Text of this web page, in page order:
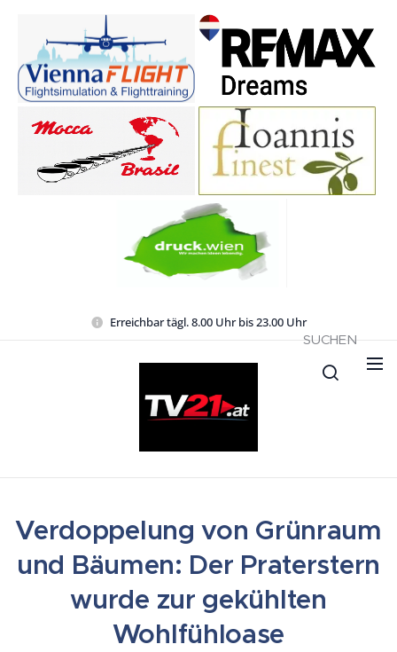
Erreichbar tägl. 8.00 Uhr bis 23.00 Uhr
SUCHEN
Verdoppelung von Grünraum
und Bäumen: Der Praterstern
wurde zur gekühlten
Wohlfühloase